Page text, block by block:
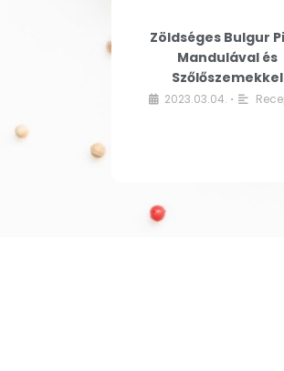
Zöldséges Bulgur
Mandulával és
Szőlőszemekkel
2023.03.04. •